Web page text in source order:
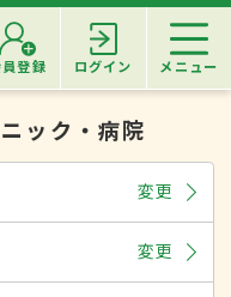
登録 ログイン メニュー
ック・病院
変更
変更